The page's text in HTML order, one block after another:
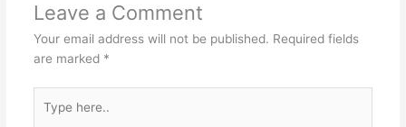
Leave a Comment
Your email address will not be published. Required fields
are marked *
here..